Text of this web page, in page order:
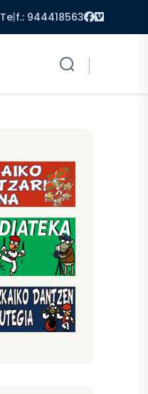
Telf.: 944418563 Facebook
Vimeo